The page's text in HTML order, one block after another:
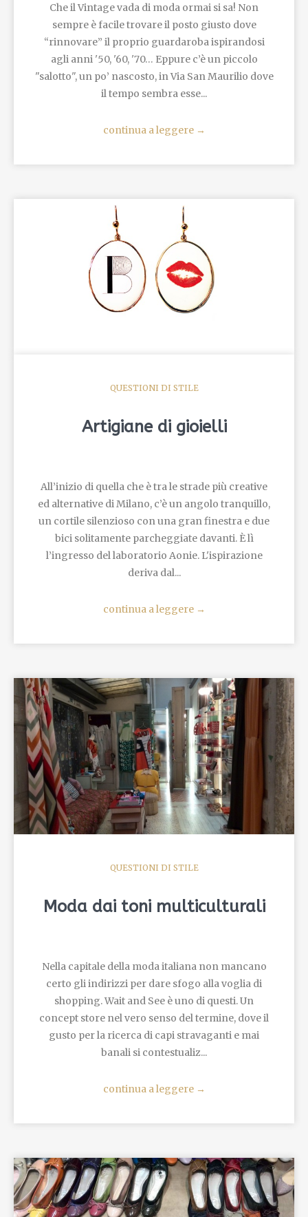
Che il Vintage vada di moda ormai si sa! Non
sempre è facile trovare il posto giusto dove
“rinnovare” il proprio guardaroba ispirandosi
agli anni '50, '60, '70… Eppure c’è un piccolo
"salotto", un po’ nascosto, in Via San Maurilio dove
il tempo sembra esse...
continua a leggere →
QUESTIONI DI STILE
Artigiane di gioielli
All’inizio di quella che è tra le strade più creative
ed alternative di Milano, c’è un angolo tranquillo,
un cortile silenzioso con una gran finestra e due
bici solitamente parcheggiate davanti. È lì
l’ingresso del laboratorio Aonie. L'ispirazione
deriva dal...
continua a leggere →
QUESTIONI DI STILE
Moda dai toni multiculturali
Nella capitale della moda italiana non mancano
certo gli indirizzi per dare sfogo alla voglia di
shopping. Wait and See è uno di questi. Un
concept store nel vero senso del termine, dove il
gusto per la ricerca di capi stravaganti e mai
banali si contestualiz...
continua a leggere →